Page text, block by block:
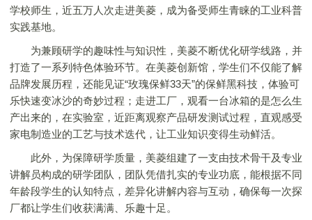
学校师生，近五万人次走进美菱，成为备受师生青睐的工业科普
实践基地。
为兼顾研学的趣味性与知识性，美菱不断优化研学线路，并
打造了一系列特色体验环节。在美菱创新馆，学生们不仅能了解
品牌发展历程，还能见证“玫瑰保鲜33天”的保鲜黑科技，体验可
乐快速变冰沙的奇妙过程；走进工厂，观看一台冰箱的是怎么生
产出来的，在实验室，近距离观察产品研发测试过程，直观感受
家电制造业的工艺与技术迭代，让工业知识变得生动鲜活。
此外，为保障研学质量，美菱组建了一支由技术骨干及专业
讲解员构成的研学团队，团队凭借扎实的专业功底，能根据不同
年龄段学生的认知特点，差异化讲解内容与互动，确保每一次探
厂都让学生们收获满满、乐趣十足。